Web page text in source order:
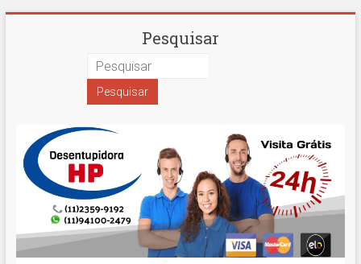
Desentupidora
Paulo
Hidro
Prime
Pesquisar